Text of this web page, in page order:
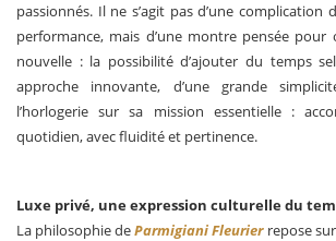
passionnés. Il ne s’agit pas d’une complication
performance, mais d’une montre pensée
nouvelle : la possibilité d’ajouter du temps
approche innovante, d’une grande
l’horlogerie sur sa mission essentielle :
quotidien, avec fluidité et pertinence.
Luxe privé, une expression culturelle du
La philosophie deParmigiani Fleurierrepose